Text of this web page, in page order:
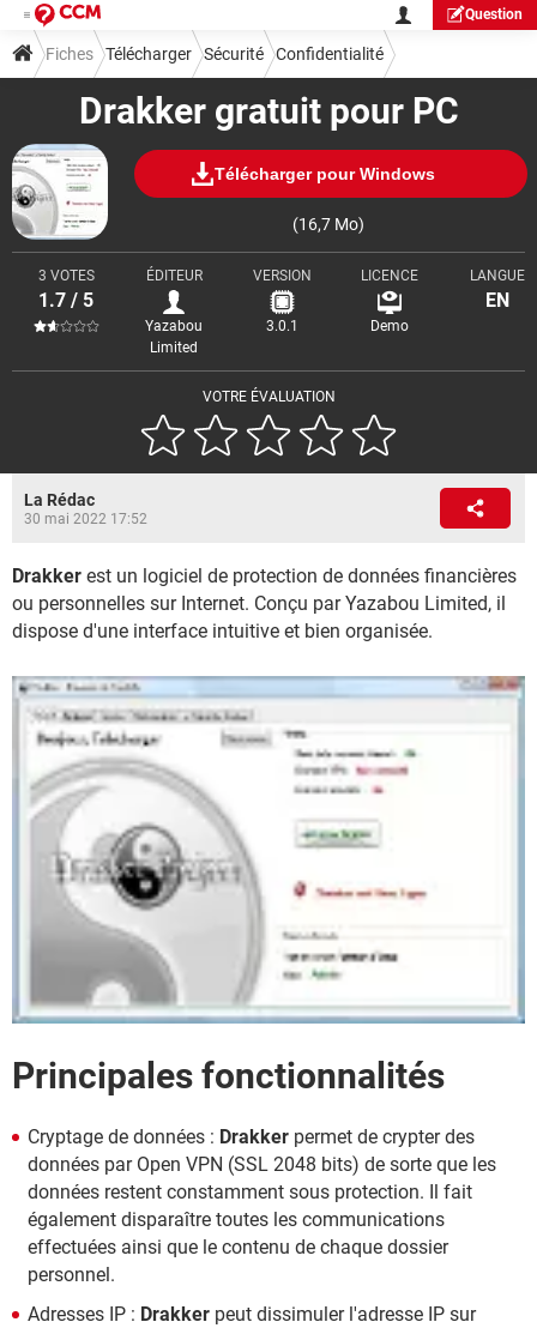
Question
Drakker gratuit pour PC
Télécharger pour Windows
(16,7 Mo)
VOTRE ÉVALUATION
3 VOTES
1.7 / 5
ÉDITEUR
Yazabou
Limited
VERSION
3.0.1
LICENCE
Demo
LANGUE
EN
Fiches Télécharger Sécurité Confidentialité
La Rédac
30 mai 2022 17:52
Drakker est un logiciel de protection de données financières
ou personnelles sur Internet. Conçu par Yazabou Limited, il
dispose d'une interface intuitive et bien organisée.
Principales fonctionnalités
Cryptage de données : Drakker permet de crypter des
données par Open VPN (SSL 2048 bits) de sorte que les
données restent constamment sous protection. Il fait
également disparaître toutes les communications
effectuées ainsi que le contenu de chaque dossier
personnel.
Adresses IP : Drakker peut dissimuler l'adresse IP sur